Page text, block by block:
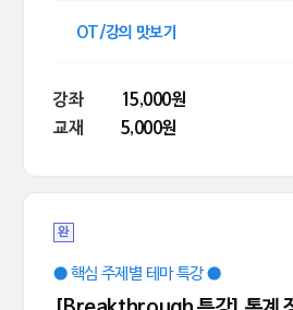
OT/강의 맛보기
강좌
15,000원
교재
5,000원
완
● 핵심 주제별 테마 특강 ●